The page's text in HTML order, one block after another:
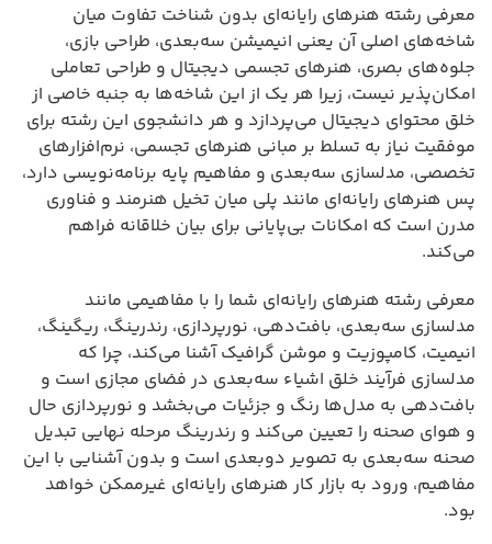
معرفی رشته هنرهای رایانه‌ای بدون شناخت تفاوت میان
شاخه‌های اصلی آن یعنی انیمیشن سه‌بعدی، طراحی بازی،
جلوه‌های بصری، هنرهای تجسمی دیجیتال و طراحی تعاملی
امکان‌پذیر نیست، زیرا هر یک از این شاخه‌ها به جنبه خاصی از
خلق محتوای دیجیتال می‌پردازد و هر دانشجوی این رشته برای
موفقیت نیاز به تسلط بر مبانی هنرهای تجسمی، نرم‌افزارهای
تخصصی، مدلسازی سه‌بعدی و مفاهیم پایه برنامه‌نویسی دارد،
پس هنرهای رایانه‌ای مانند پلی میان تخیل هنرمند و فناوری
مدرن است که امکانات بی‌پایانی برای بیان خلاقانه فراهم
می‌کند.
معرفی رشته هنرهای رایانه‌ای شما را با مفاهیمی مانند
مدلسازی سه‌بعدی، بافت‌دهی، نورپردازی، رندرینگ، ریگینگ،
انیمیت، کامپوزیت و موشن گرافیک آشنا می‌کند، چرا که
مدلسازی فرآیند خلق اشیاء سه‌بعدی در فضای مجازی است و
بافت‌دهی به مدل‌ها رنگ و جزئیات می‌بخشد و نورپردازی حال
و هوای صحنه را تعیین می‌کند و رندرینگ مرحله نهایی تبدیل
صحنه سه‌بعدی به تصویر دوبعدی است و بدون آشنایی با این
مفاهیم، ورود به بازار کار هنرهای رایانه‌ای غیرممکن خواهد
بود.